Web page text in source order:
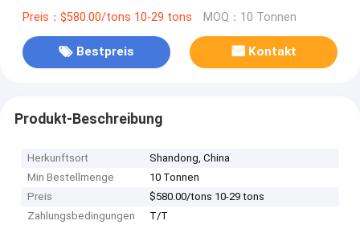
Preis：$580.00/tons 10-29 tons MOQ：10 Tonnen
Bestpreis Kontakt
Produkt-Beschreibung
Herkunftsort
Shandong, China
Min Bestellmenge
10 Tonnen
Preis
$580.00/tons 10-29 tons
Zahlungsbedingungen
T/T